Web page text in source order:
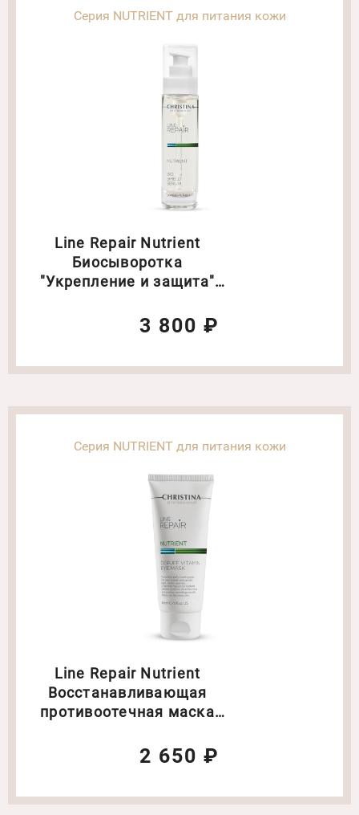
Серия NUTRIENT для питания кожи
Line Repair Nutrient
Биосыворотка
"Укрепление и защита"
3 800 ₽
Серия NUTRIENT для питания кожи
Line Repair Nutrient
Восстанавливающая
противоотечная маска
Объем: 60 мл2 650 ₽